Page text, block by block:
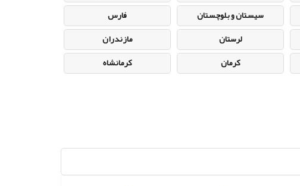
سیستان و بلوچستان
فارس
لرستان
مازندران
کرمان
کرمانشاه